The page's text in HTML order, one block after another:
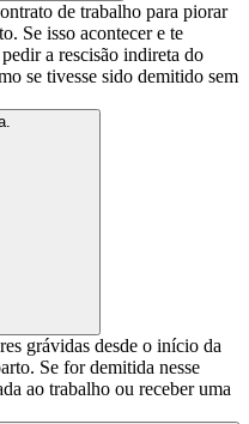
de trabalho para piorar
Se isso acontecer e te
a rescisão indireta do
se tivesse sido demitido sem
grávidas desde o início da
Se for demitida nesse
ao trabalho ou receber uma